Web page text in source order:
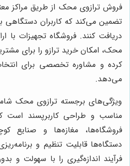
فروش ترازوی محک از طریق مراکز
تضمین می‌کند که کاربران دستگاهی
دریافت کنند. فروشگاه تجهیزات با
محک، امکان خرید ترازو را برای
کرده و مشاوره تخصصی برای
می‌دهد.
ویژگی‌های برجسته ترازوی محک
مناسب و طراحی کاربرپسند است
فروشگاه‌ها، مغازه‌ها و صنایع
دستگاه‌ها قابلیت تنظیم و
فرآیند اندازه‌گیری را با سهولت و